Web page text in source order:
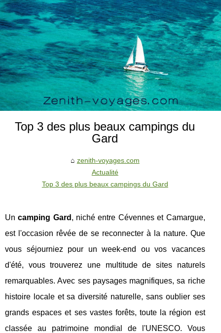
Top 3 des plus beaux campings du
Gard
zenith-voyages.com
Actualité
Top 3 des plus beaux campings du Gard
Uncamping Gard , niché entre Cévennes et Camargue,
est l'occasion rêvée de se reconnecter à la nature. Que
vous séjourniez pour un week-end ou vos vacances
d'été, vous trouverez une multitude de sites naturels
remarquables. Avec ses paysages magnifiques, sa riche
histoire locale et sa diversité naturelle, sans oublier ses
grands espaces et ses vastes forêts, toute la région est
classée au patrimoine mondial de l'UNESCO. Vous